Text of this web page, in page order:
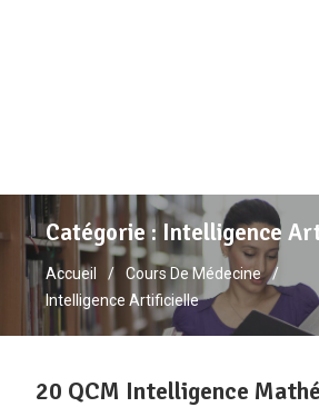
Catégorie : Intelligence
Accueil
Cours De Médecine
Intelligence Artificielle
20 QCM Intelligence